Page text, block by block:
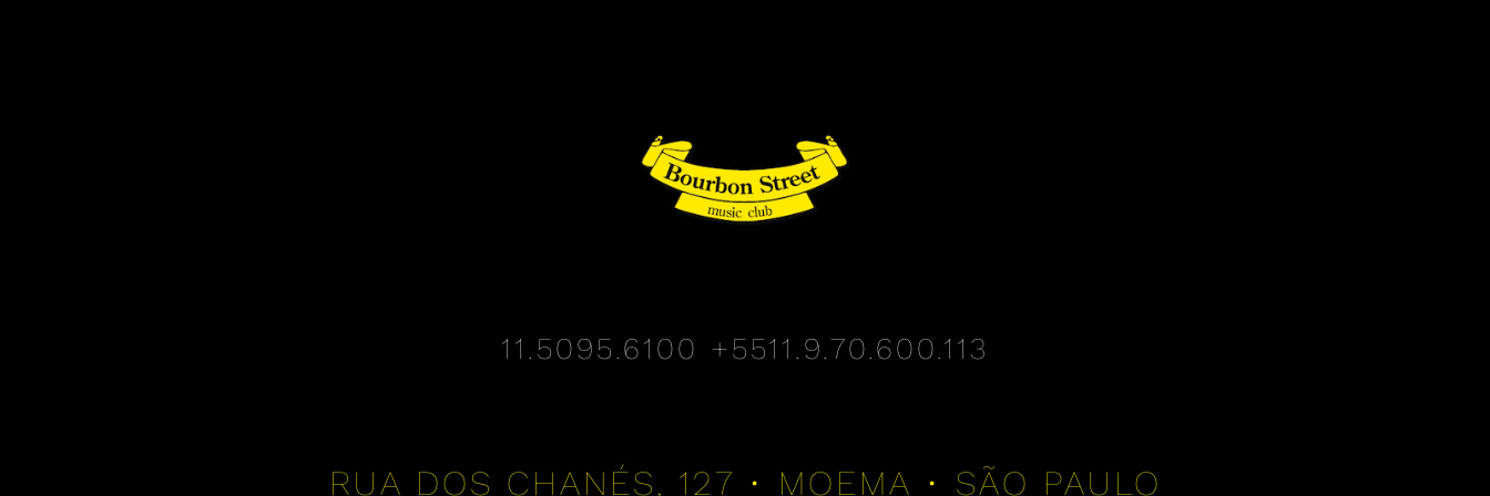
11.5095.6100 +5511.9.70.600.113
RUA DOS CHANÉS, 127 • MOEMA • SÃO PAULO